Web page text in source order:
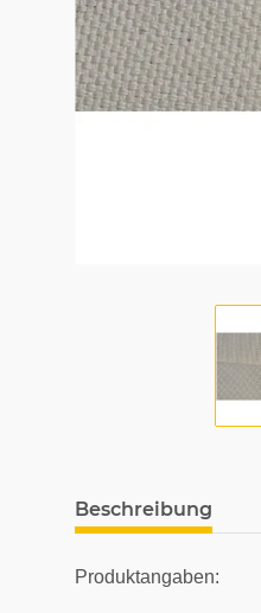
Beschreibung
Produktangaben: